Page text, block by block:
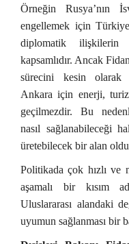
Örneğin Rusya’nın
engellemek için
diplomatik ilişkilerin
kapsamlıdır. Ancak
sürecini kesin olarak
Ankara için enerji,
geçilmezdir. Bu
nasıl sağlanabileceği
üretebilecek bir alan
Politikada çok hızlı ve
aşamalı bir kısım
Uluslararası alandaki
uyumun sağlanması bir